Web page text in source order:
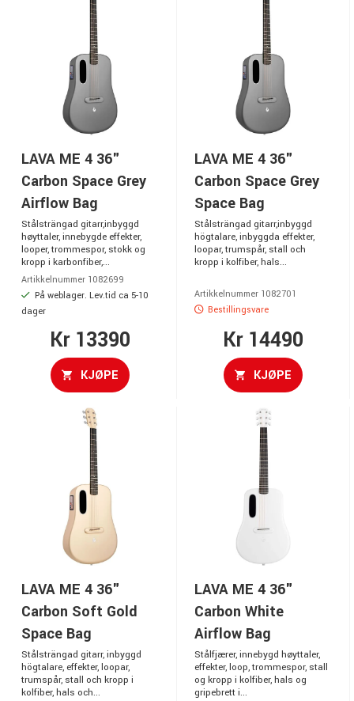
LAVA ME 4 36"
Carbon Space Grey
Airflow Bag
Stålsträngad gitarr,inbyggd
høyttaler, innebygde effekter,
looper, trommespor, stokk og
kropp i karbonfiber,...
Artikkelnummer 1082699
På weblager. Lev.tid ca 5-10
dager
Kr 13390
KJØPE
LAVA ME 4 36"
Carbon Space Grey
Space Bag
Stålsträngad gitarr,inbyggd
högtalare, inbyggda effekter,
loopar, trumspår, stall och
kropp i kolfiber, hals...
Artikkelnummer 1082701
Bestillingsvare
Kr 14490
KJØPE
LAVA ME 4 36"
Carbon Soft Gold
Space Bag
Stålsträngad gitarr, inbyggd
högtalare, effekter, loopar,
trumspår, stall och kropp i
kolfiber, hals och...
LAVA ME 4 36"
Carbon White
Airflow Bag
Stålfjærer, innebygd høyttaler,
effekter, loop, trommespor, stall
og kropp i kolfiber, hals og
gripebrett i...